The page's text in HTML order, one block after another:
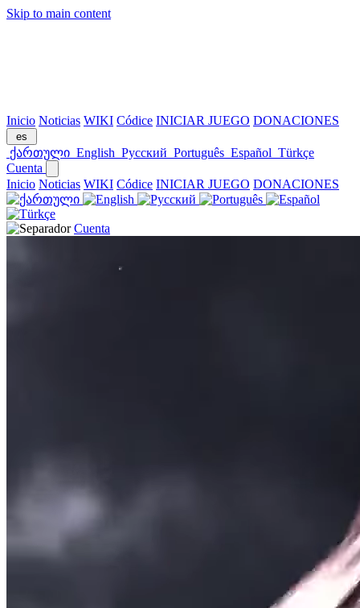
Skip to main content
Inicio Noticias WIKI Códice INICIAR JUEGO DONACIONES
es
ქართული English Русский Português Español Türkçe
Cuenta
Inicio Noticias WIKI Códice INICIAR JUEGO DONACIONES
Cuenta